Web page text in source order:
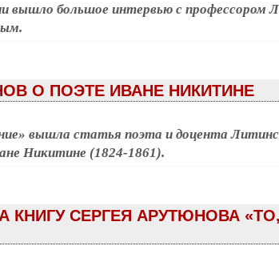
вышло большое интервью с
О ПОЭТЕ ИВАНЕ НИКИТИНЕ
вышла статья поэта и доцента
Никитине (1824-1861).
КНИГУ СЕРГЕЯ АРУТЮНОВА